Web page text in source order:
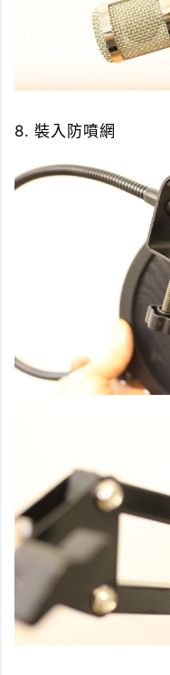
8. 裝入防噴網